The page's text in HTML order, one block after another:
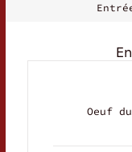
Oeuf